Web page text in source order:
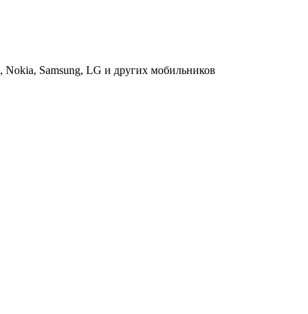
, Nokia, Samsung, LG и других мобильников